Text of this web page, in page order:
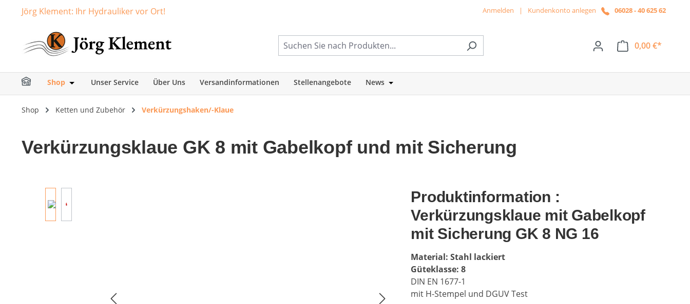
Zur Hauptnavigation springen
Jörg Klement: Ihr Hydrauliker vor Ort! Anmelden | Kundenkonto anlegen 06028 - 40 625 62
0,00 €*
Shop Öffne oder Schließe das Dropdown der Kategorie Shop
Unser Service Über Uns Versandinformationen Stellenangebote News Öffne oder Schließe das Dropdown der Kategorie News
Shop Ketten und Zubehör Verkürzungshaken/-Klaue
Verkürzungsklaue GK 8 mit Gabelkopf und mit Sicherung
Produktinformation :
Verkürzungsklaue mit Gabelkopf
mit Sicherung GK 8 NG 16
Material: Stahl lackiert
Güteklasse: 8
DIN EN 1677-1
mit H-Stempel und DGUV Test